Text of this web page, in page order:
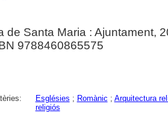
de Santa Maria : Ajuntament,
9788460865575
Esglésies ; Romànic ; Arquitectura
religiós